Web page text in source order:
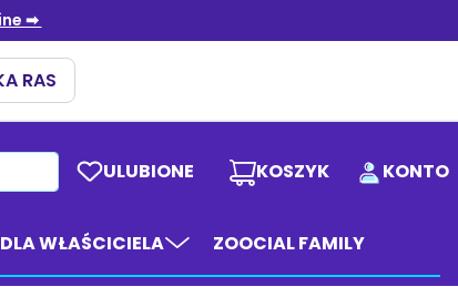
KOSZYK
ULUBIONE KONTO
DLA WŁAŚCICIELA ZOOCIAL FAMILY